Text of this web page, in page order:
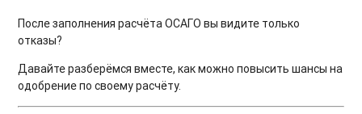
После заполнения расчёта ОСАГО вы видите только
отказы?
Давайте разберёмся вместе, как можно повысить шансы на
одобрение по своему расчёту.